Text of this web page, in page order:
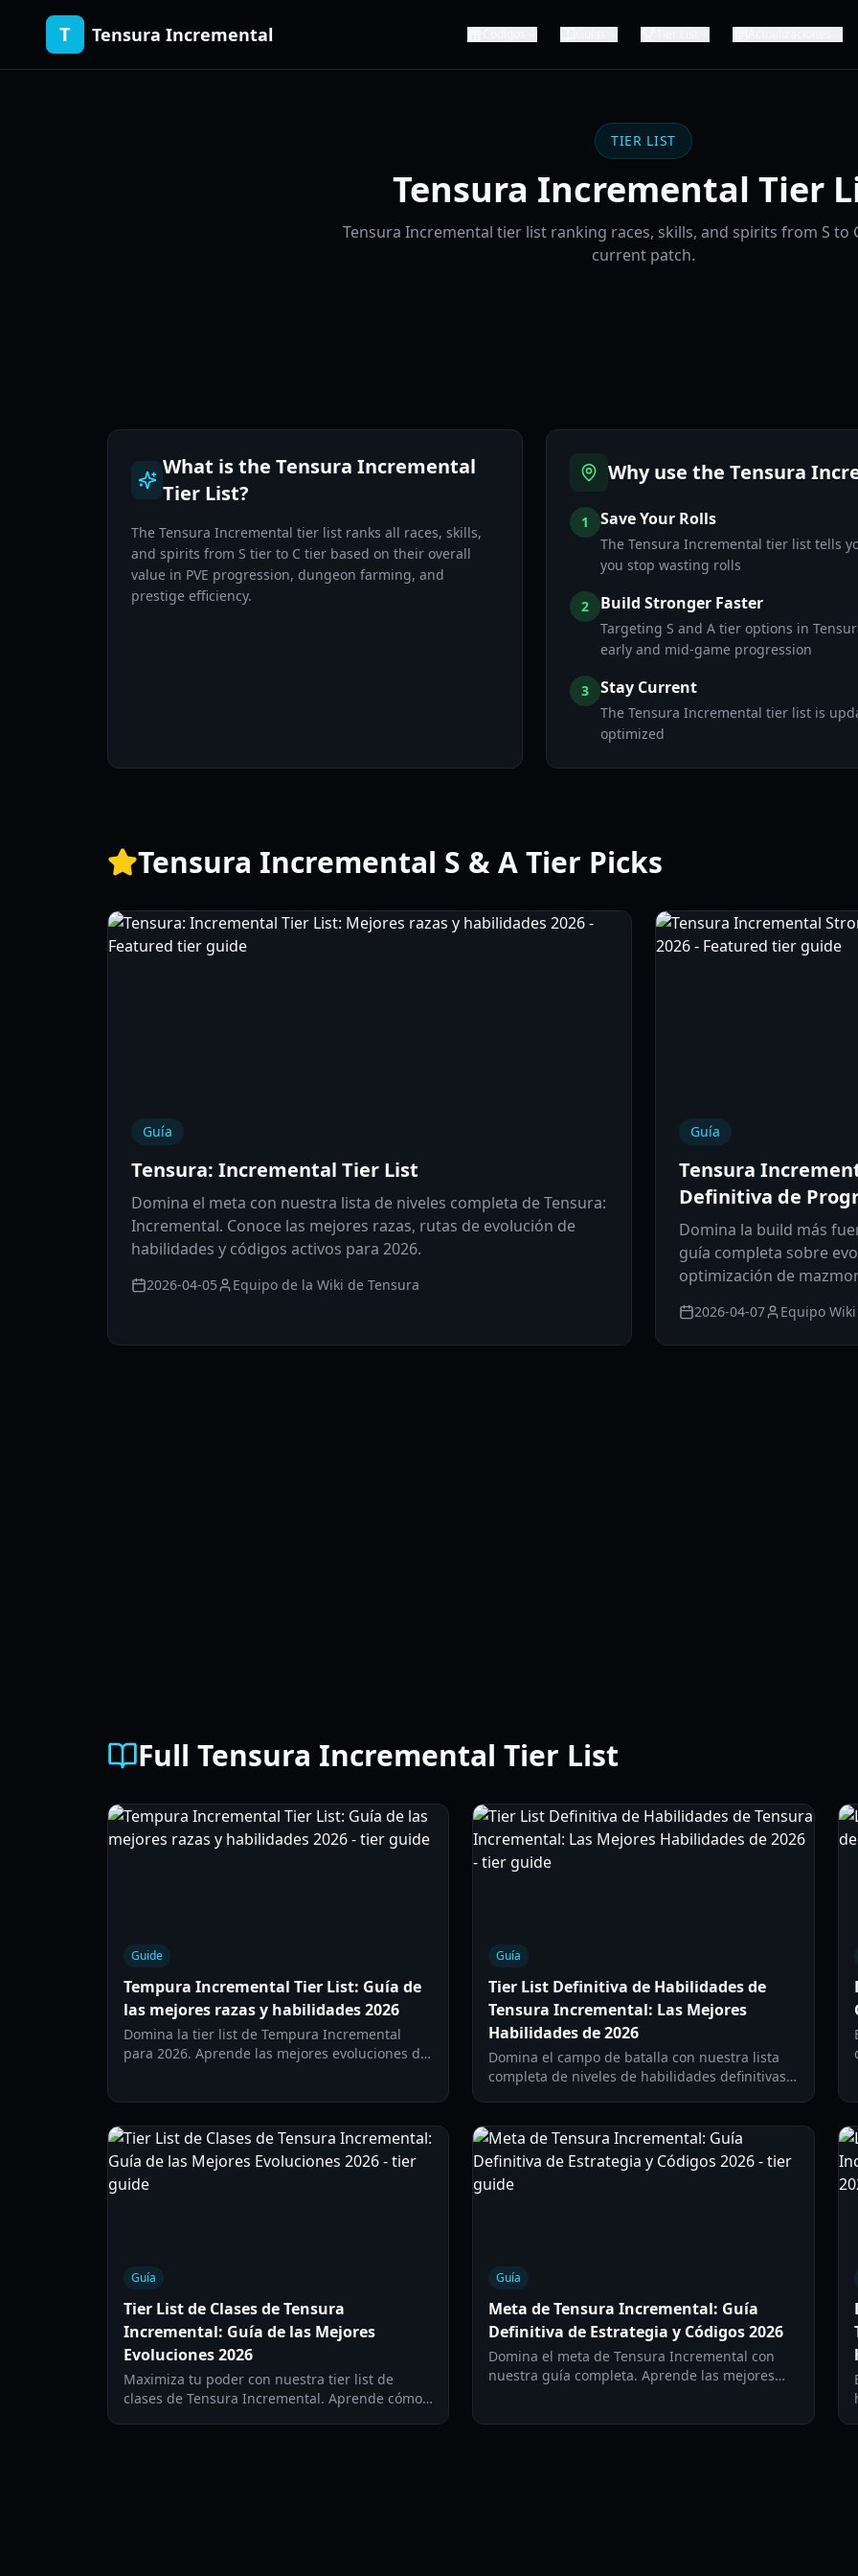
T Tensura Incremental
TIER LIST
Tensura Incremental Tier
Tensura Incremental tier list ranking races, skills, and spirits from S to
current patch.
What is the Tensura Incremental
Tier List?
The Tensura Incremental tier list ranks all races, skills,
and spirits from S tier to C tier based on their overall
value in PVE progression, dungeon farming, and
prestige efficiency.
Why use the Tensura
1 Save Your Rolls
The Tensura Incremental tier list tells
you stop wasting rolls
2 Build Stronger Faster
Targeting S and A tier options in
early and mid-game progression
3 Stay Current
The Tensura Incremental tier list is
optimized
Tensura Incremental S & A Tier Picks
Guía
Tensura: Incremental Tier List
Domina el meta con nuestra lista de niveles completa de Tensura:
Incremental. Conoce las mejores razas, rutas de evolución de
habilidades y códigos activos para 2026.
2026-04-05 Equipo de la Wiki de Tensura
Guía
Tensura
Definitiva de
Domina la build más
guía completa sobre
optimización de
2026-04-07 Equipo
Full Tensura Incremental Tier List
Guide
Tempura Incremental Tier List: Guía de
las mejores razas y habilidades 2026
Domina la tier list de Tempura Incremental
para 2026. Aprende las mejores evoluciones de
Guía
Tier List Definitiva de Habilidades de
Tensura Incremental: Las Mejores
Habilidades de 2026
Domina el campo de batalla con nuestra lista
completa de niveles de habilidades definitivas
más fuertes en la actualización de 2026.
Guía
Tier List de Clases de Tensura
Incremental: Guía de las Mejores
Evoluciones 2026
Maximiza tu poder con nuestra tier list de
clases de Tensura Incremental. Aprende cómo
Guía
Meta de Tensura Incremental: Guía
Definitiva de Estrategia y Códigos 2026
Domina el meta de Tensura Incremental con
nuestra guía completa. Aprende las mejores